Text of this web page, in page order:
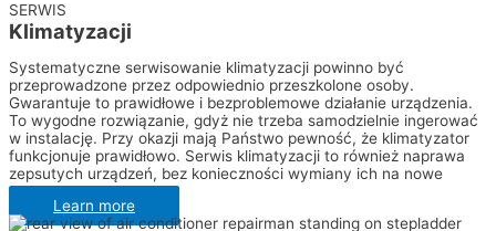
SERWIS
Klimatyzacji
Systematyczne serwisowanie klimatyzacji powinno być
przeprowadzone przez odpowiednio przeszkolone osoby.
Gwarantuje to prawidłowe i bezproblemowe działanie urządzenia.
To wygodne rozwiązanie, gdyż nie trzeba samodzielnie ingerować
w instalację. Przy okazji mają Państwo pewność, że klimatyzator
funkcjonuje prawidłowo. Serwis klimatyzacji to również naprawa
zepsutych urządzeń, bez konieczności wymiany ich na nowe​
Learn more